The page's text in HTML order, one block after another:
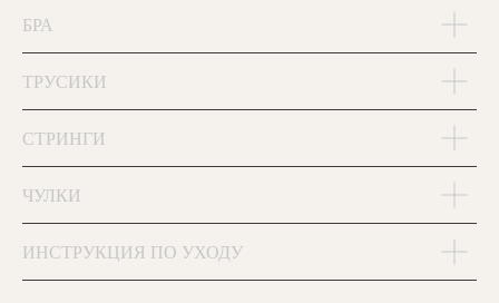
БРА
ТРУСИКИ
СТРИНГИ
ЧУЛКИ
ИНСТРУКЦИЯ ПО УХОДУ